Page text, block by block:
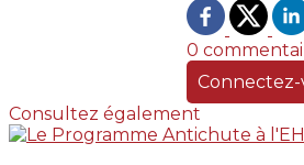
0
Consultez également